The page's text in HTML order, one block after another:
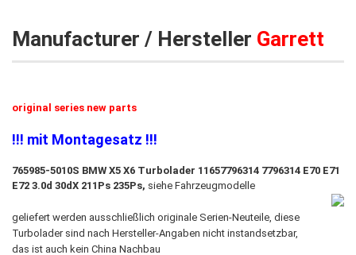
Manufacturer / Hersteller Garrett
original series new parts
!!! mit Montagesatz !!!
765985-5010S BMW X5 X6 Turbolader 11657796314 7796314 E70 E71
E72 3.0d 30dX 211Ps 235Ps, siehe Fahrzeugmodelle
geliefert werden ausschließlich originale Serien-Neuteile, diese
Turbolader sind nach Hersteller-Angaben nicht instandsetzbar,
das ist auch ​kein China Nachbau